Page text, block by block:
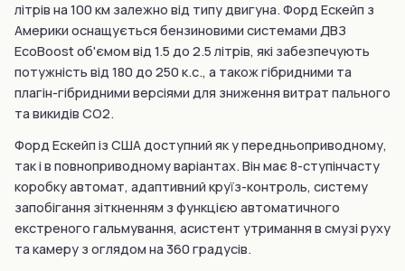
літрів на 100 км залежно від типу двигуна. Форд Ескейп з
Америки оснащується бензиновими системами ДВЗ
EcoBoost об'ємом від 1.5 до 2.5 літрів, які забезпечують
потужність від 180 до 250 к.с., а також гібридними та
плагін-гібридними версіями для зниження витрат пального
та викидів CO2.
Форд Ескейп із США доступний як у передньоприводному,
так і в повноприводному варіантах. Він має 8-ступінчасту
коробку автомат, адаптивний круїз-контроль, систему
запобігання зіткненням з функцією автоматичного
екстреного гальмування, асистент утримання в смузі руху
та камеру з оглядом на 360 градусів.